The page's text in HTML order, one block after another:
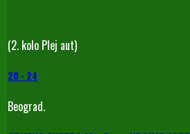
(2. kolo Plej aut)
20 - 24
Beograd.